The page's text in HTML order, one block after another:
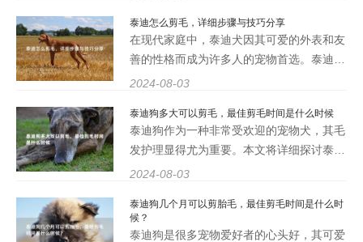
要。本文将从多个方面详细阐述如何为泰迪
狗剪毛，使其看起来更
泰迪怎么剪毛，详细步骤与技巧分享
在现代家庭中，泰迪犬因其可爱的外表和友
善的性格而成为许多人的宠物首选。泰迪犬
的毛发需要定期修剪和护理，以保持其健康
享具体步骤与技巧，帮助宠物主人更好地照
顾他们的爱犬。 泰
2024-08-03
泰迪狗多大可以剪毛，最佳剪毛时间是什么时候
泰迪狗作为一种非常受欢迎的宠物犬，其毛
发护理显得尤为重要。本文将详细探讨泰迪
狗多大可以剪毛以及最佳剪毛时间是什么时
们将揭示泰迪狗在不同年龄段的剪毛需求，
并提供一些实
2024-08-03
泰迪狗几个月可以剪胎毛，最佳剪毛时间是什么时
候？
泰迪狗是很多宠物爱好者的心头好，其可爱